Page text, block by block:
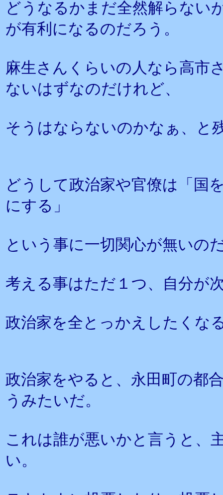
どうなるかまだ全然解らない
が有利になるのだろう。
麻生さんくらいの人なら高市
ないはずなのだけれど、
そうはならないのかなぁ、と
どうして政治家や官僚は「国
にする」
という事に一切関心が無いの
考える事はただ１つ、自分が
政治家を全とっかえしたくな
政治家をやると、永田町の都
うみたいだ。
これは誰が悪いかと言うと、
い。